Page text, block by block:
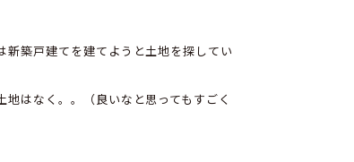
新築戸建てを建てようと土地を探してい
はなく。。（良いなと思ってもすごく